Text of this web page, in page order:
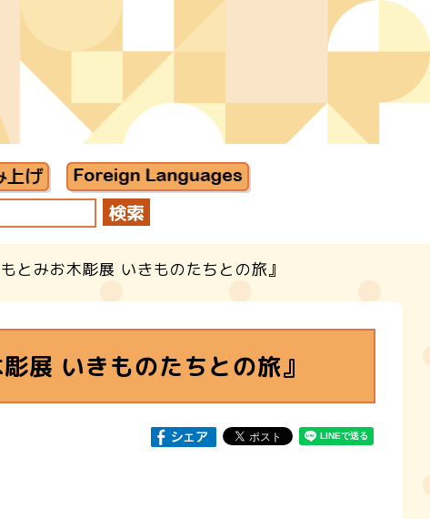
みお木彫展 いきものたちとの旅』
展 いきものたちとの旅』